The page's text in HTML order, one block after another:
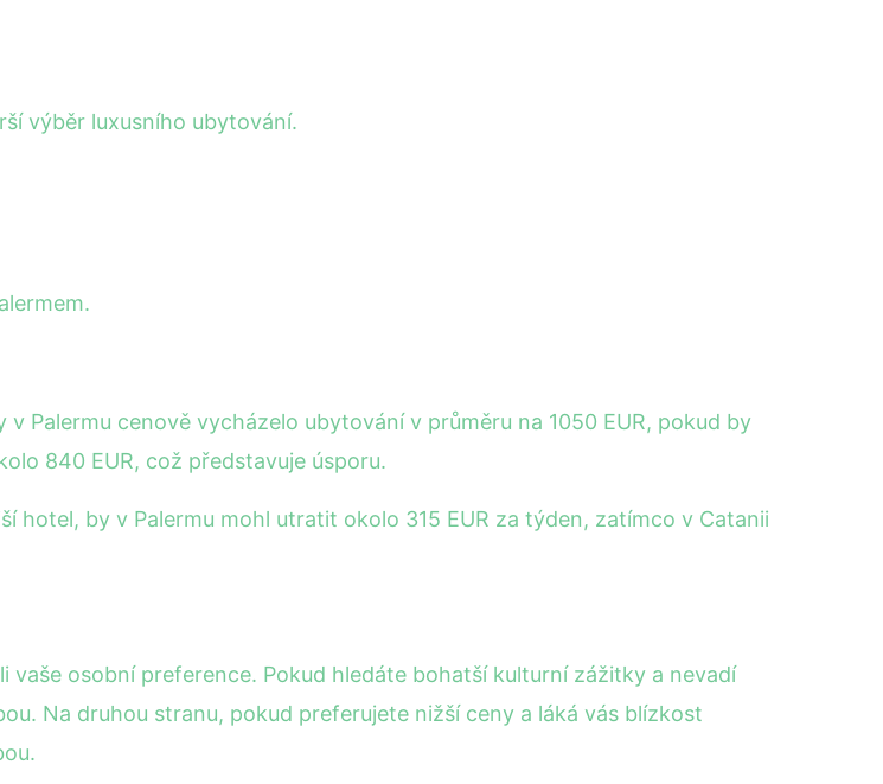
výběr luxusního ubytování.
Palermu cenově vycházelo ubytování v průměru na 1050 EUR, pokud by
840 EUR, což představuje úsporu.
hotel, by v Palermu mohl utratit okolo 315 EUR za týden, zatímco v Catanii
vaše osobní preference. Pokud hledáte bohatší kulturní zážitky a nevadí
Na druhou stranu, pokud preferujete nižší ceny a láká vás blízkost